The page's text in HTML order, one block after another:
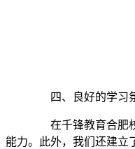
四、良好的学习
在千锋教育合肥校
能力。此外，我们还建立